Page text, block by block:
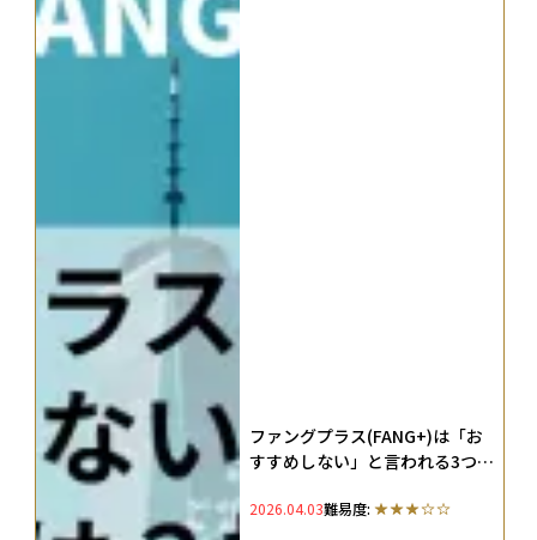
ファングプラス(FANG+)は「お
すすめしない」と言われる3つの
柄10社も徹底解説
2026.04.03難易度: